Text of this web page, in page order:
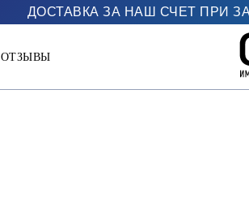
ДОСТАВКА ЗА НАШ СЧЕТ ПРИ
ОТЗЫВЫ